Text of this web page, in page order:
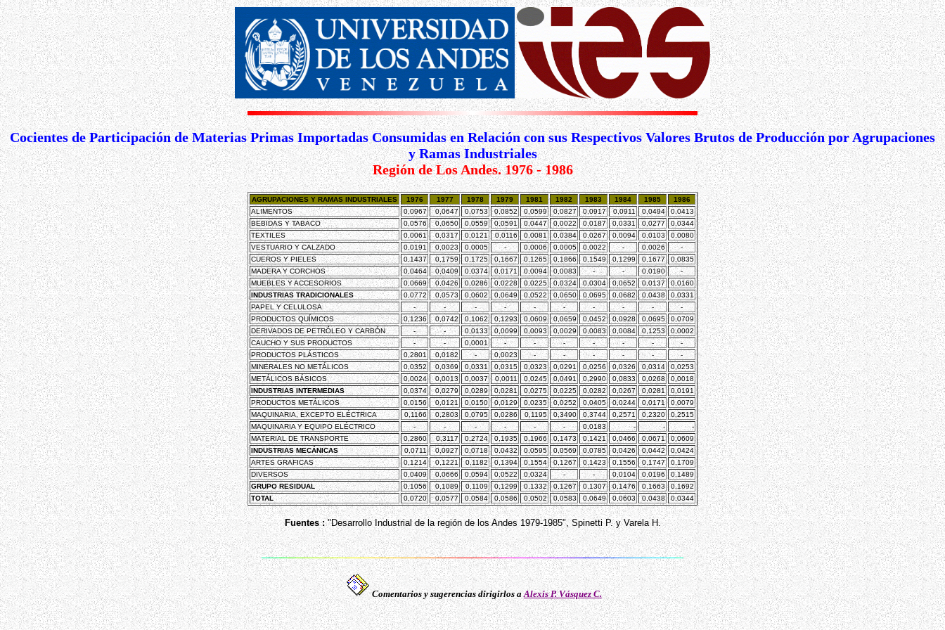
Cocientes de Participación de Materias Primas Importadas Consumidas en Relación con sus Respectivos Valores Brutos de Producción por Agrupaciones
y Ramas Industriales
Región de Los Andes.1976 - 1986
AGRUPACIONES Y RAMAS INDUSTRIALES 1976 1977 1978 1979 1981 1982 1983 1984 1985
1986
ALIMENTOS
0,0967 0,0647 0,0753 0,0852 0,0599 0,0827 0,0917 0,0911 0,0494
0,0413
BEBIDAS Y TABACO
0,0576 0,0650 0,0559 0,0591 0,0447 0,0022 0,0187 0,0331 0,0277
0,0344
TEXTILES
0,0061 0,0317 0,0121 0,0116 0,0081 0,0384 0,0267 0,0094 0,0103
0,0080
VESTUARIO Y CALZADO
0,0191 0,0023 0,0005 - 0,0006 0,0005 0,0022 - 0,0026
-
CUEROS Y PIELES
0,1437 0,1759 0,1725 0,1667 0,1265 0,1866 0,1549 0,1299 0,1677
0,0835
MADERA Y CORCHOS
0,0464 0,0409 0,0374 0,0171 0,0094 0,0083 - - 0,0190
-
MUEBLES Y ACCESORIOS
0,0669 0,0426 0,0286 0,0228 0,0225 0,0324 0,0304 0,0652 0,0137
0,0160
INDUSTRIAS TRADICIONALES
0,0772 0,0573 0,0602 0,0649 0,0522 0,0650 0,0695 0,0682 0,0438
0,0331
PAPEL Y CELULOSA
- - - - - - - - -
-
PRODUCTOS QUÍMICOS
0,1236 0,0742 0,1062 0,1293 0,0609 0,0659 0,0452 0,0928 0,0695
0,0709
DERIVADOS DE PETRÓLEO Y CARBÓN
- - 0,0133 0,0099 0,0093 0,0029 0,0083 0,0084 0,1253
0,0002
CAUCHO Y SUS PRODUCTOS
- - 0,0001 - - - - - -
-
PRODUCTOS PLÁSTICOS
0,2801 0,0182 - 0,0023 - - - - -
-
MINERALES NO METÁLICOS
0,0352 0,0369 0,0331 0,0315 0,0323 0,0291 0,0256 0,0326 0,0314
0,0253
METÁLICOS BÁSICOS
0,0024 0,0013 0,0037 0,0011 0,0245 0,0491 0,2990 0,0833 0,0268
0,0018
INDUSTRIAS INTERMEDIAS
0,0374 0,0279 0,0289 0,0281 0,0275 0,0225 0,0282 0,0267 0,0281
0,0191
PRODUCTOS METÁLICOS
0,0156 0,0121 0,0150 0,0129 0,0235 0,0252 0,0405 0,0244 0,0171
0,0079
MAQUINARIA, EXCEPTO ELÉCTRICA
0,1166 0,2803 0,0795 0,0286 0,1195 0,3490 0,3744 0,2571 0,2320
0,2515
MAQUINARIA Y EQUIPO ELÉCTRICO
- - - - - - 0,0183 - -
-
MATERIAL DE TRANSPORTE
0,2860 0,3117 0,2724 0,1935 0,1966 0,1473 0,1421 0,0466 0,0671
0,0609
INDUSTRIAS MECÁNICAS
0,0711 0,0927 0,0718 0,0432 0,0595 0,0569 0,0785 0,0426 0,0442
0,0424
ARTES GRAFICAS
0,1214 0,1221 0,1182 0,1394 0,1554 0,1267 0,1423 0,1556 0,1747
0,1709
DIVERSOS
0,0409 0,0666 0,0594 0,0522 0,0324 - - 0,0104 0,0196
0,1489
GRUPO RESIDUAL
0,1056 0,1089 0,1109 0,1299 0,1332 0,1267 0,1307 0,1476 0,1663
0,1692
TOTAL
0,0720 0,0577 0,0584 0,0586 0,0502 0,0583 0,0649 0,0603 0,0438 0,0344
Fuentes : "Desarrollo Industrial de la región de los Andes 1979-1985", Spinetti P. y Varela H.
Comentarios y sugerencias dirigirlos aAlexis P. Vásquez C.